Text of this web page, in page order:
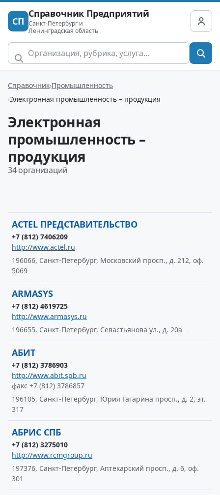
СП
Справочник Предприятий
Санкт-Петербург и
Ленинградская область
Справочник Промышленность
Электронная промышленность – продукция
Электронная
промышленность –
продукция
34 организаций
ACTEL ПРЕДСТАВИТЕЛЬСТВО
+7 (812) 7406209
http://www.actel.ru
196066, Санкт-Петербург, Московский просп., д. 212, оф.
5069
ARMASYS
+7 (812) 4619725
http://www.armasys.ru
196655, Санкт-Петербург, Севастьянова ул., д. 20а
АБИТ
+7 (812) 3786903
http://www.abit.spb.ru
факс +7 (812) 3786857
196105, Санкт-Петербург, Юрия Гагарина просп., д. 2, эт.
317
АБРИС СПБ
+7 (812) 3275010
http://www.rcmgroup.ru
197376, Санкт-Петербург, Аптекарский просп., д. 6, оф.
301